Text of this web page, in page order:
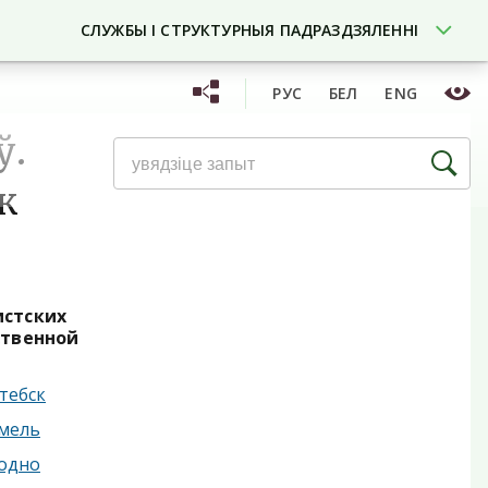
СЛУЖБЫ І СТРУКТУРНЫЯ ПАДРАЗДЗЯЛЕННІ
РУС БЕЛ ENG